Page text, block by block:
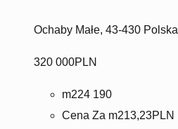
Ochaby Małe, 43-430 Polska
320 000PLN
m224 190
Cena Za m213,23PLN